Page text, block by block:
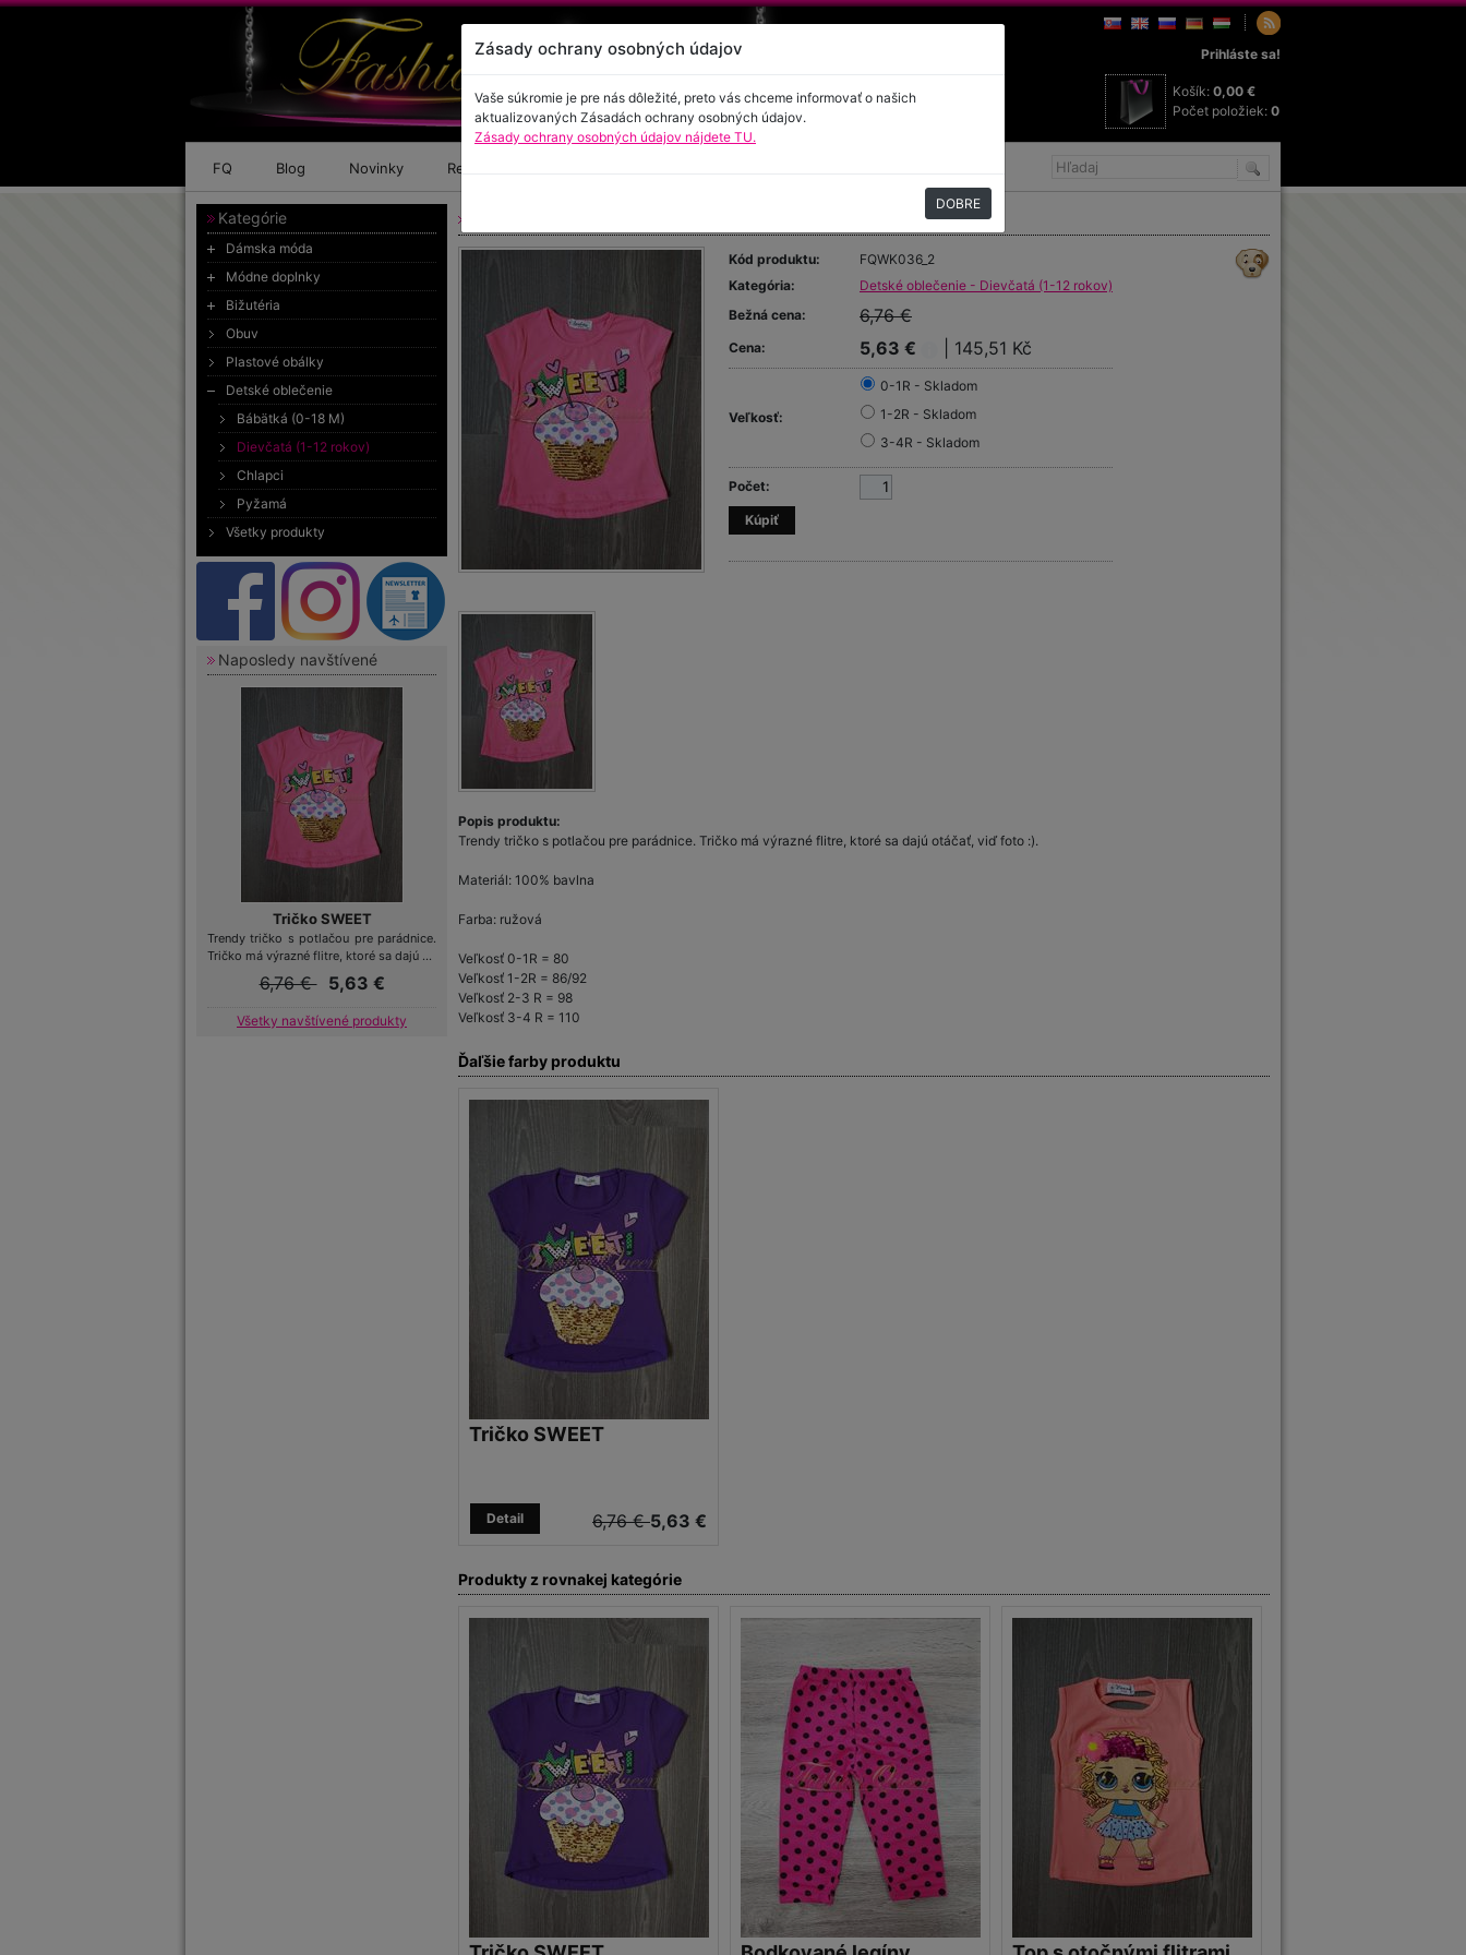
Prihláste sa!
Košík: 0,00 €
Počet položiek: 0
FQ Blog Novinky Referencie
Kategórie
Dámska móda
Módne doplnky
Bižutéria
Obuv
Plastové obálky
Detské oblečenie
Bábätká (0-18 M)
Dievčatá (1-12 rokov)
Chlapci
Pyžamá
Všetky produkty
Naposledy navštívené
Tričko SWEET
Trendy tričko s potlačou pre parádnice.
Tričko má výrazné flitre, ktoré sa dajú ...
6,76 € 5,63 €
Všetky navštívené produkty
Kód produktu:
FQWK036_2
Kategória:
Detské oblečenie - Dievčatá (1-12 rokov)
Bežná cena:
6,76 €
Cena: 5,63 € | 145,51 Kč
Veľkosť:
0-1R - Skladom
1-2R - Skladom
3-4R - Skladom
Počet:
Popis produktu:
Trendy tričko s potlačou pre parádnice. Tričko má výrazné flitre, ktoré sa dajú otáčať, viď foto :).
Materiál: 100% bavlna
Farba: ružová
Veľkosť 0-1R = 80
Veľkosť 1-2R = 86/92
Veľkosť 2-3 R = 98
Veľkosť 3-4 R = 110
Ďaľšie farby produktu
Tričko SWEET
6,76 €5,63 €
Detail
Produkty z rovnakej kategórie
Zásady ochrany osobných údajov
Vaše súkromie je pre nás dôležité, preto vás chceme informovať o našich
aktualizovaných Zásadách ochrany osobných údajov.
Zásady ochrany osobných údajov nájdete TU.
DOBRE